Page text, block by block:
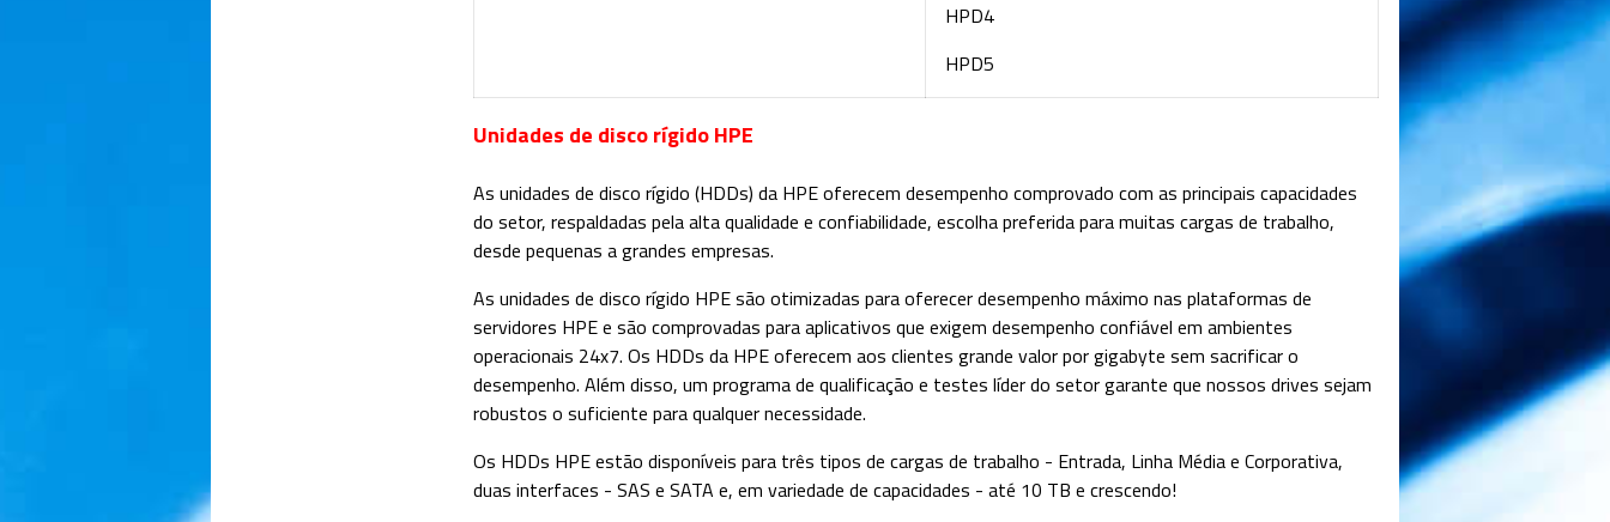
HPD4
HPD5
Unidades de disco rígido HPE
As unidades de disco rígido (HDDs) da HPE oferecem desempenho comprovado com as principais capacidades
do setor, respaldadas pela alta qualidade e confiabilidade, escolha preferida para muitas cargas de trabalho,
desde pequenas a grandes empresas.
As unidades de disco rígido HPE são otimizadas para oferecer desempenho máximo nas plataformas de
servidores HPE e são comprovadas para aplicativos que exigem desempenho confiável em ambientes
operacionais 24x7. Os HDDs da HPE oferecem aos clientes grande valor por gigabyte sem sacrificar o
desempenho. Além disso, um programa de qualificação e testes líder do setor garante que nossos drives sejam
robustos o suficiente para qualquer necessidade.
Os HDDs HPE estão disponíveis para três tipos de cargas de trabalho - Entrada, Linha Média e Corporativa,
duas interfaces - SAS e SATA e, em variedade de capacidades - até 10 TB e crescendo!